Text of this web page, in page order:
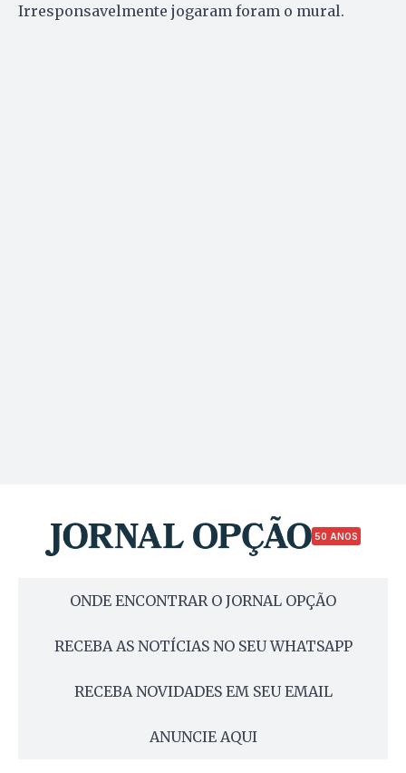
Irresponsavelmente jogaram foram o mural.
50 ANOS
ONDE ENCONTRAR O JORNAL OPÇÃO
RECEBA AS NOTÍCIAS NO SEU WHATSAPP
RECEBA NOVIDADES EM SEU EMAIL
ANUNCIE AQUI